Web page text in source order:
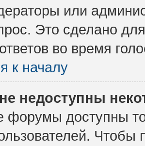
или
Это сделано
во время
к началу
недоступны
форумы доступны
Чтобы